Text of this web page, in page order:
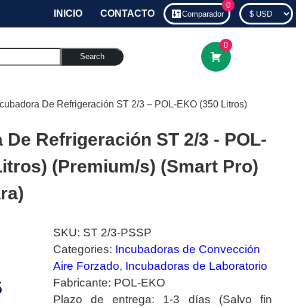
INICIO CONTACTO
0
Comparador
Search
0
De Refrigeración ST 2/3 – POL-EKO (350 Litros)
De Refrigeración ST 2/3 - POL-
(Premium/s) (Smart Pro)
SKU: ST 2/3-PSSP
Categories: Incubadoras de Convección
Aire Forzado, Incubadoras de Laboratorio
Fabricante: POL-EKO
Plazo de entrega: 1-3 días (Salvo fin